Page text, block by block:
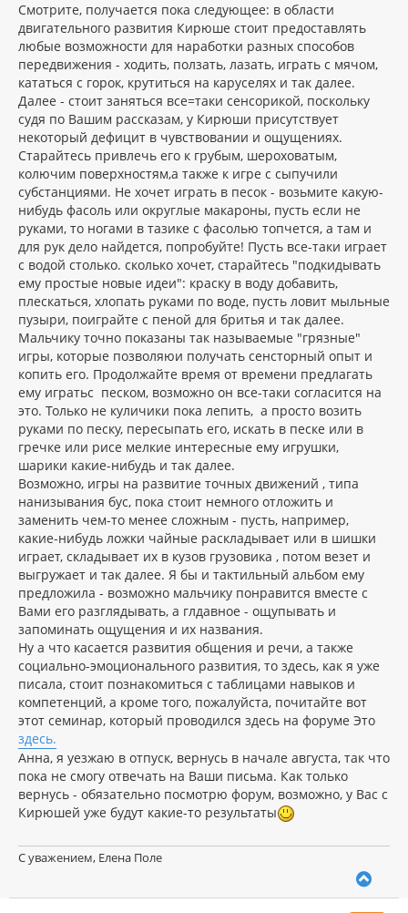
Смотрите, получается пока следующее: в области
двигательного развития Кирюше стоит предоставлять
любые возможности для наработки разных способов
передвижения - ходить, ползать, лазать, играть с мячом,
кататься с горок, крутиться на каруселях и так далее.
Далее - стоит заняться все=таки сенсорикой, поскольку
судя по Вашим рассказам, у Кирюши присутствует
некоторый дефицит в чувствовании и ощущениях.
Старайтесь привлечь его к грубым, шероховатым,
колючим поверхностям,а также к игре с сыпучили
субстанциями. Не хочет играть в песок - возьмите какую-
нибудь фасоль или округлые макароны, пусть если не
руками, то ногами в тазике с фасолью топчется, а там и
для рук дело найдется, попробуйте! Пусть все-таки играет
с водой столько. сколько хочет, старайтесь "подкидывать
ему простые новые идеи": краску в воду добавить,
плескаться, хлопать руками по воде, пусть ловит мыльные
пузыри, поиграйте с пеной для бритья и так далее.
Мальчику точно показаны так называемые "грязные"
игры, которые позволяюи получать сенсторный опыт и
копить его. Продолжайте время от времени предлагать
ему игратьс песком, возможно он все-таки согласится на
это. Только не куличики пока лепить, а просто возить
руками по песку, пересыпать его, искать в песке или в
гречке или рисе мелкие интересные ему игрушки,
шарики какие-нибудь и так далее.
Возможно, игры на развитие точных движений , типа
нанизывания бус, пока стоит немного отложить и
заменить чем-то менее сложным - пусть, например,
какие-нибудь ложки чайные раскладывает или в шишки
играет, складывает их в кузов грузовика , потом везет и
выгружает и так далее. Я бы и тактильный альбом ему
предложила - возможно мальчику понравится вместе с
Вами его разглядывать, а глдавное - ощупывать и
запоминать ощущения и их названия.
Ну а что касается развития общения и речи, а также
социально-эмоционального развития, то здесь, как я уже
писала, стоит познакомиться с таблицами навыков и
компетенций, а кроме того, пожалуйста, почитайте вот
этот семинар, который проводился здесь на форуме Это
здесь.
Анна, я уезжаю в отпуск, вернусь в начале августа, так что
пока не смогу отвечать на Ваши письма. Как только
вернусь - обязательно посмотрю форум, возможно, у Вас с
Кирюшей уже будут какие-то результаты
С уважением, Елена Поле